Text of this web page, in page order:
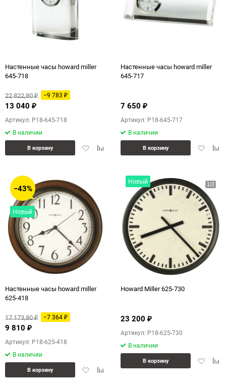
Настенные часы howard miller
645-718
22 822,80₽ −9 783 ₽
13 040 ₽
Артикул: P18-645-718
В наличии
ДобавитьДобавить
В корзину
Настенные часы howard miller
645-717
7 650 ₽
Артикул: P18-645-717
В наличии
В корзину
−43%
Новый
Настенные часы howard miller
625-418
17 173,80₽ −7 364 ₽
9 810 ₽
Артикул: P18-625-418
В наличии
ДобавитьДобавить
В корзину
Новый
Howard Miller 625-730
23 200 ₽
Артикул: P18-625-730
В наличии
В корзину